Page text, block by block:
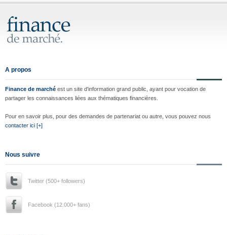
A propos
Finance de marché est un site d'information grand public, ayant pour vocation de
partager les connaissances liées aux thématiques financières.
Pour en savoir plus, pour des demandes de partenariat ou autre, vous pouvez nous
contacter ici [+]
Nous suivre
Twitter (500+ followers)
Facebook (12.000+ fans)